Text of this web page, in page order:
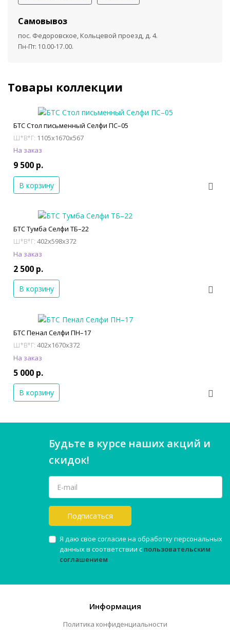
Самовывоз
пос. Федоровское, Кольцевой проезд, д. 4.
Пн-Пт: 10.00-17.00.
Товары коллекции
БТС Стол письменный Селфи ПС–05
Ш*В*Г: 1105x1670x567
На заказ
9 500 р.
В корзину
БТС Тумба Селфи ТБ–22
Ш*В*Г: 402x598x372
На заказ
2 500 р.
В корзину
БТС Пенал Селфи ПН–17
Ш*В*Г: 402x1670x372
На заказ
5 000 р.
В корзину
Будьте в курсе наших акций и
скидок!
Подписаться
Я даю свое согласие на обработку персональных
данных в соответствии с пользовательским
соглашением
Информация
Политика конфиденциальности